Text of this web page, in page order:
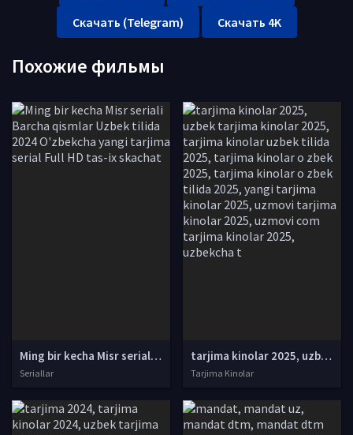
Скачать (Telegram)
Скачать 4K
Похожие фильмы
Ming bir kecha Misr seriali Barcha qismlar Uzbek tilida 2024 O'zbekcha yangi tarjima serial Full HD tas-ix skachat
Seriallar
tarjima kinolar 2025, uzbek tarjima kinolar 2025, tarjima kinolar uzbek tilida 2025, tarjima kinolar o zbek 2025, tarjima kinolar o zbek tilida 2025, yangi tarjima kinolar 2025, uzmovi tarjima kinolar 2025, uzmovi com tarjima kinolar 2025, uzbekcha t
Tarjima Kinolar